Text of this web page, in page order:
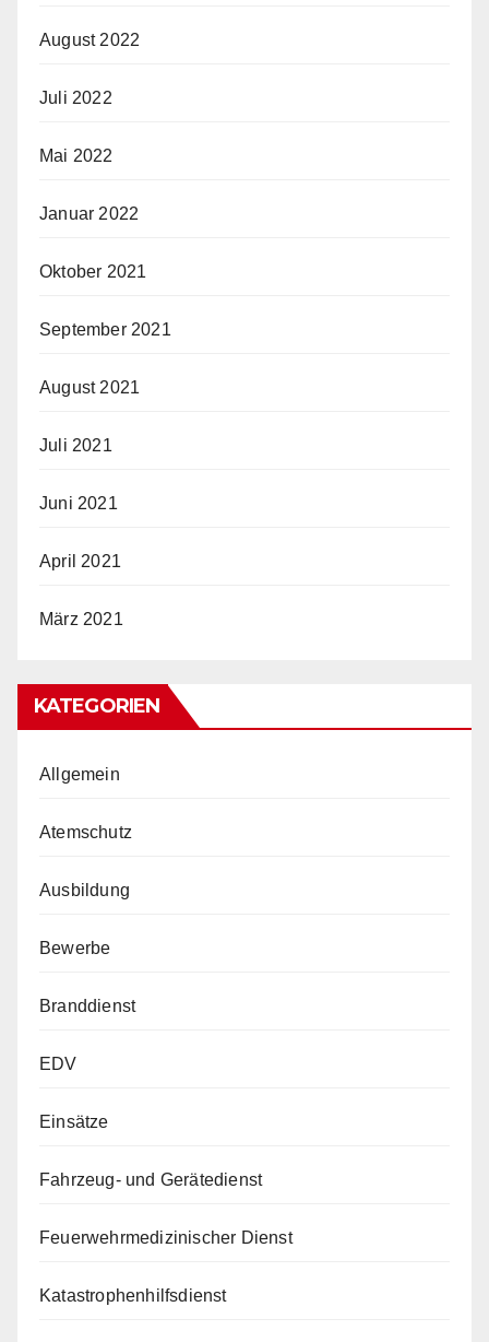
August 2022
Juli 2022
Mai 2022
Januar 2022
Oktober 2021
September 2021
August 2021
Juli 2021
Juni 2021
April 2021
März 2021
KATEGORIEN
Allgemein
Atemschutz
Ausbildung
Bewerbe
Branddienst
EDV
Einsätze
Fahrzeug- und Gerätedienst
Feuerwehrmedizinischer Dienst
Katastrophenhilfsdienst